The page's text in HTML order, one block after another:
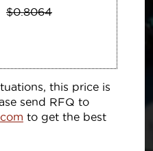
$0.8064
this price is
send RFQ to
to get the best